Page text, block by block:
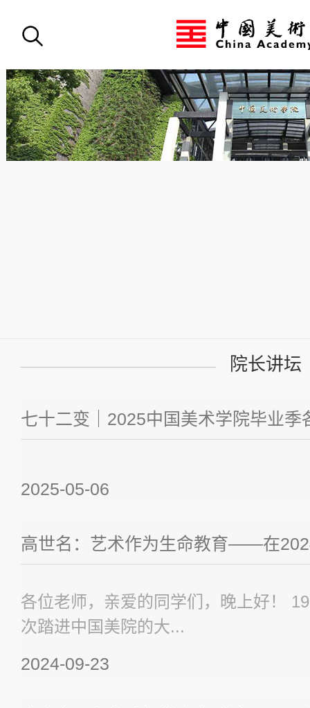
院长讲坛
七十二变｜2025中国美术学院毕业季
2025-05-06
高世名：艺术作为生命教育——在
各位老师，亲爱的同学们，晚上好！
次踏进中国美院的大...
2024-09-23